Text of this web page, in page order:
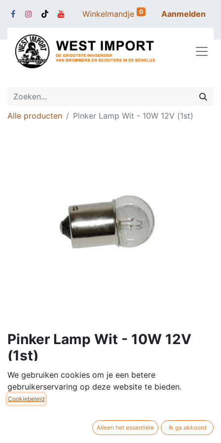
Winkelmandje 0 Aanmelden
Alle producten Pinker Lamp Wit - 10W 12V (1st)
Pinker Lamp Wit - 10W 12V
(1st)
Lamp voor de meeste pinkers van scooters en
brommers.
Geleverd per stuk.
12V - 10W
We gebruiken cookies om je een betere
gebruikerservaring op deze website te bieden.
Cookiebeleid
Alleen het essentiële Ik ga akkoord